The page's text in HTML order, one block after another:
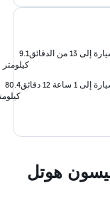
13 من الدقائق
9.1
كيلومتر
1 ساعة 12 دقائق
80.4
هوتل